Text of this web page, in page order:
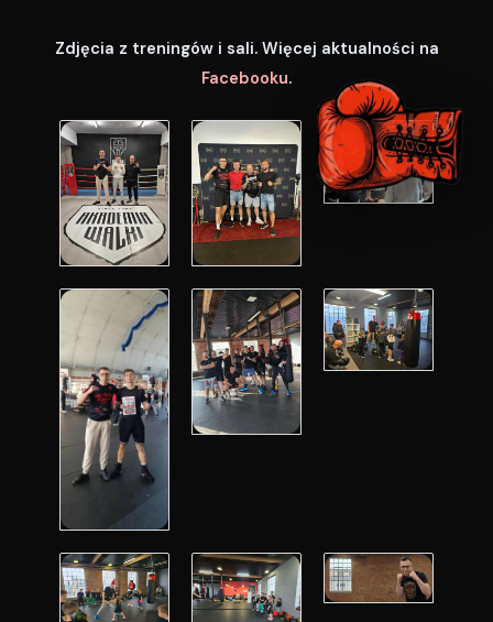
Zdjęcia z treningów i sali. Więcej aktualności na
Facebooku.